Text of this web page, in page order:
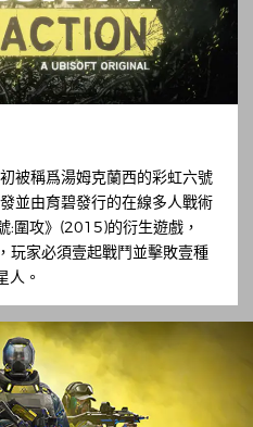
被稱爲湯姆克蘭西的彩虹六號
並由育碧發行的在線多人戰術
:圍攻》(2015)的衍生遊戲，
玩家必須壹起戰鬥並擊敗壹種
人。